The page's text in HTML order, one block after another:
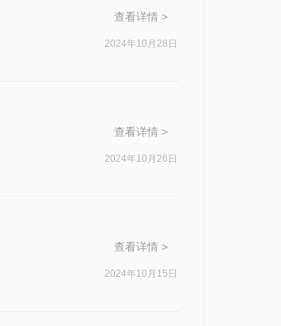
查看详情 >
2024年10月28日
查看详情 >
2024年10月26日
查看详情 >
2024年10月15日